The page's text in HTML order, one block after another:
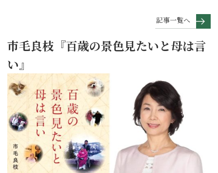
記事一覧へ
市毛良枝『百歳の景色見たいと母は言
い』